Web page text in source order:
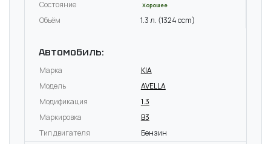
Состояние
Хорошее
Объём 1.3 л. (1324 ccm)
Автомобиль:
Марка
KIA
Модель
AVELLA
Модификация
1.3
Маркировка
B3
Тип двигателя
Бензин